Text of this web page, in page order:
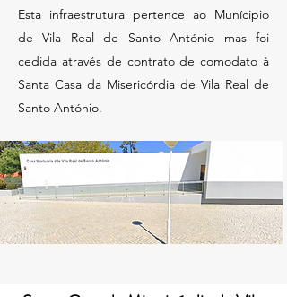
Esta infraestrutura pertence ao Munícipio
de Vila Real de Santo António mas foi
cedida através de contrato de comodato à
Santa Casa da Misericórdia de Vila Real de
Santo António.